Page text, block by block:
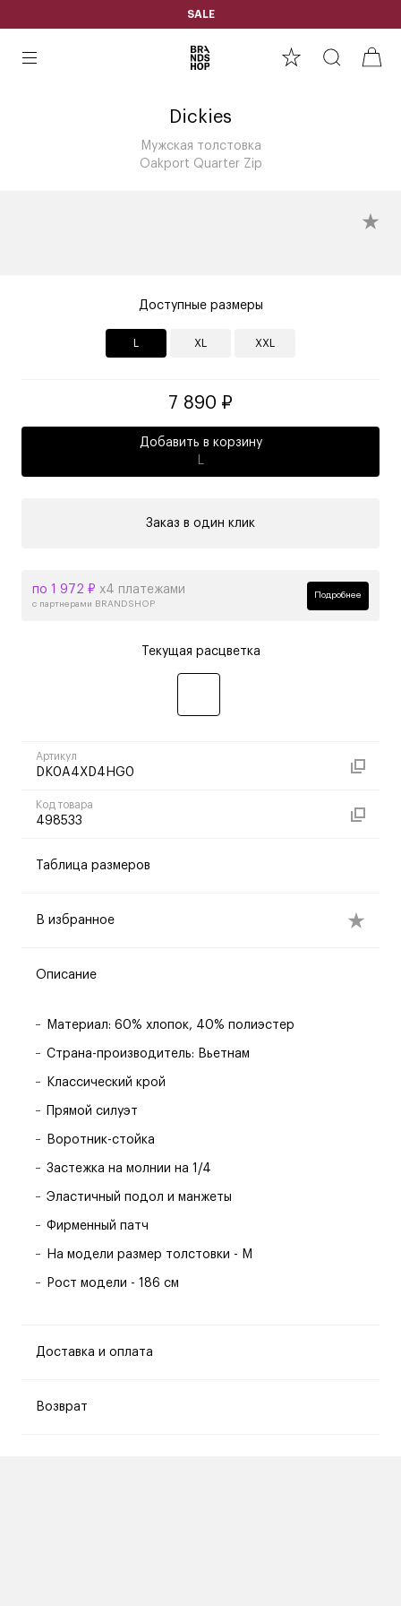
SALE
Dickies
Мужская толстовка
Oakport Quarter Zip
Доступные размеры
XL XXL
7 890 ₽
Добавить в корзину
L
Заказ в один клик
по 1 972 ₽ х4 платежами
с партнерами BRANDSHOP
Подробнее
Текущая расцветка
Артикул
DK0A4XD4HG0
Код товара
498533
Таблица размеров
В избранное
Описание
Материал: 60% хлопок, 40% полиэстер
Страна-производитель: Вьетнам
Классический крой
Прямой силуэт
Воротник-стойка
Застежка на молнии на 1/4
Эластичный подол и манжеты
Фирменный патч
На модели размер толстовки - M
Рост модели - 186 см
Доставка и оплата
Возврат